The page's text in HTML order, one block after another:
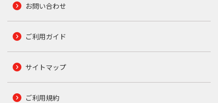
お問い合わせ
ご利用ガイド
サイトマップ
ご利用規約